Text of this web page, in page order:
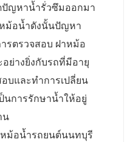
ปัญหาน้ำรั่วซึมออกมา
ม้อน้ำดังนั้นปัญหา
รตรวจสอบ ฝาหม้อ
ย่างยิ่งกับรถที่มีอายุ
บและทำการเปลี่ยน
นการรักษาน้ำให้อยู่
น
ม้อน้ำรถยนต์นนทบุรี